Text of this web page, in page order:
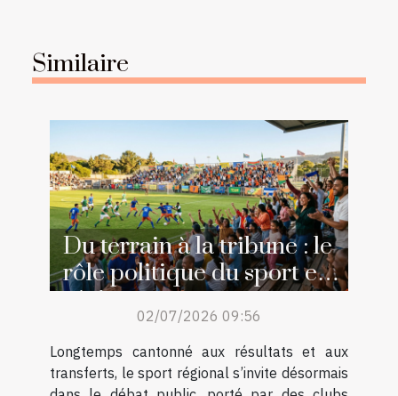
Similaire
Du terrain à la tribune : le
rôle politique du sport en
région
02/07/2026 09:56
Longtemps cantonné aux résultats et aux
transferts, le sport régional s’invite désormais